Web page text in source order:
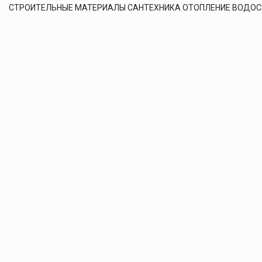
СТРОИТЕЛЬНЫЕ МАТЕРИАЛЫ САНТЕХНИКА ОТОПЛЕНИЕ